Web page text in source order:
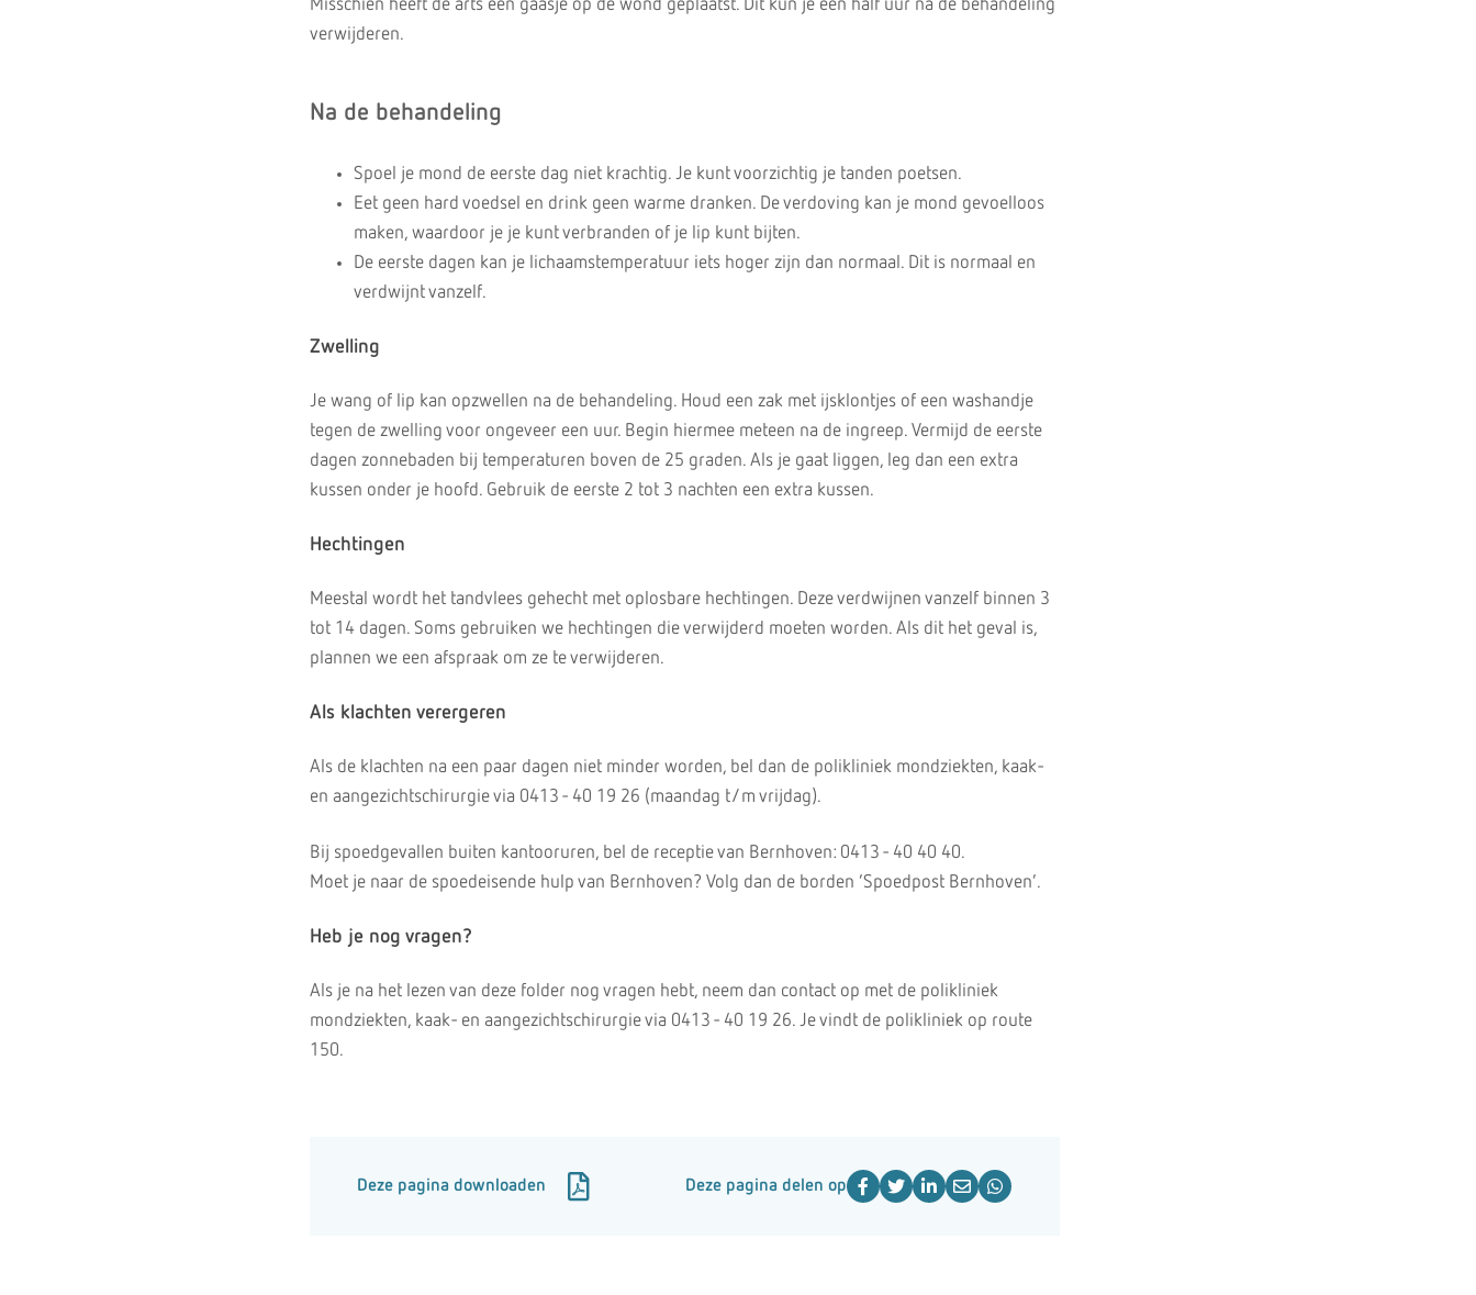
Misschien heeft de arts een gaasje op de wond geplaatst. Dit kun je een half uur na de behandeling
verwijderen.
Na de behandeling
Spoel je mond de eerste dag niet krachtig. Je kunt voorzichtig je tanden poetsen.
Eet geen hard voedsel en drink geen warme dranken. De verdoving kan je mond gevoelloos
maken, waardoor je je kunt verbranden of je lip kunt bijten.
De eerste dagen kan je lichaamstemperatuur iets hoger zijn dan normaal. Dit is normaal en
verdwijnt vanzelf.
Zwelling
Je wang of lip kan opzwellen na de behandeling. Houd een zak met ijsklontjes of een washandje
tegen de zwelling voor ongeveer een uur. Begin hiermee meteen na de ingreep. Vermijd de eerste
dagen zonnebaden bij temperaturen boven de 25 graden. Als je gaat liggen, leg dan een extra
kussen onder je hoofd. Gebruik de eerste 2 tot 3 nachten een extra kussen.
Hechtingen
Meestal wordt het tandvlees gehecht met oplosbare hechtingen. Deze verdwijnen vanzelf binnen 3
tot 14 dagen. Soms gebruiken we hechtingen die verwijderd moeten worden. Als dit het geval is,
plannen we een afspraak om ze te verwijderen.
Als klachten verergeren
Als de klachten na een paar dagen niet minder worden, bel dan de polikliniek mondziekten, kaak-
en aangezichtschirurgie via 0413 - 40 19 26 (maandag t/m vrijdag).
Bij spoedgevallen buiten kantooruren, bel de receptie van Bernhoven: 0413 - 40 40 40.
Moet je naar de spoedeisende hulp van Bernhoven? Volg dan de borden ‘Spoedpost Bernhoven’.
Heb je nog vragen?
Als je na het lezen van deze folder nog vragen hebt, neem dan contact op met de polikliniek
mondziekten, kaak- en aangezichtschirurgie via 0413 - 40 19 26. Je vindt de polikliniek op route
150.
Deze pagina downloaden Deze pagina delen op